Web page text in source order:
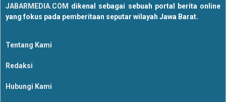
JABARMEDIA.COM dikenal sebagai sebuah portal berita online
yang fokus pada pemberitaan seputar wilayah Jawa Barat.
Tentang Kami
Redaksi
Hubungi Kami